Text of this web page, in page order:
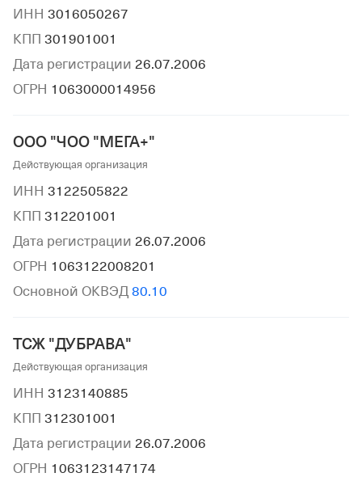
ИНН 3016050267
КПП 301901001
Дата регистрации 26.07.2006
ОГРН 1063000014956
ООО "ЧОО "МЕГА+"
Действующая организация
ИНН 3122505822
КПП 312201001
Дата регистрации 26.07.2006
ОГРН 1063122008201
Основной ОКВЭД 80.10
ТСЖ "ДУБРАВА"
Действующая организация
ИНН 3123140885
КПП 312301001
Дата регистрации 26.07.2006
ОГРН 1063123147174